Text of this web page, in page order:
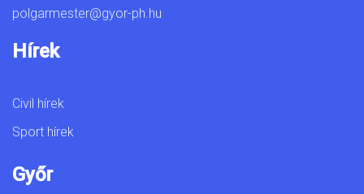
polgarmester@gyor-ph.hu
Hírek
Civil hírek
Sport hírek
Győr